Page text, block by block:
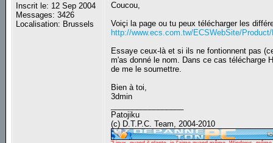
Inscrit le: 12 Sep 2004
Messages: 3426
Localisation: Brussels
Coucou,
Voiçi la page ou tu peux télécharger les
http://www.ecs.com.tw/ECSWebSite/
Essaye ceux-là et si ils ne fontionnent pas
m'as donné le nom. Dans ce cas télécharge
de me le soumettre.
Bien à toi,
3dmin
Patojiku
(c) D.T.P.C. Team, 2004-2010